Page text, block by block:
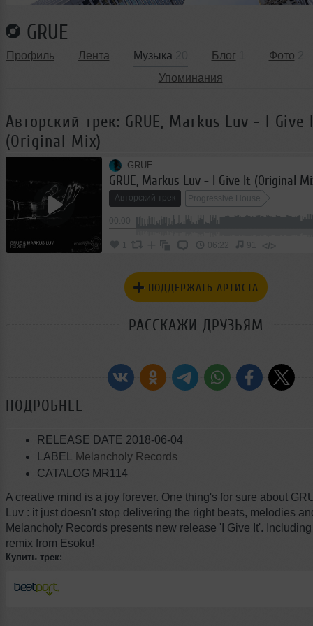
GRUE
Профиль Лента Музыка Блог Фото
Упоминания
Авторский трек: GRUE, Markus Luv - I Give
(Original Mix)
GRUE
GRUE, Markus Luv - I Give It (Original
Авторский трек Progressive House
06:22 91 </>
ПОДДЕРЖАТЬ АРТИСТА
РАССКАЖИ ДРУЗЬЯМ
ПОДРОБНЕЕ
RELEASE DATE 2018-06-04
LABEL
Melancholy Records
CATALOG MR114
A creative mind is a joy forever. One thing's for sure about
Luv : it just doesn't stop delivering the right beats, melodies
Melancholy Records presents new release 'I Give It'.
remix from Esoku!
Купить трек: